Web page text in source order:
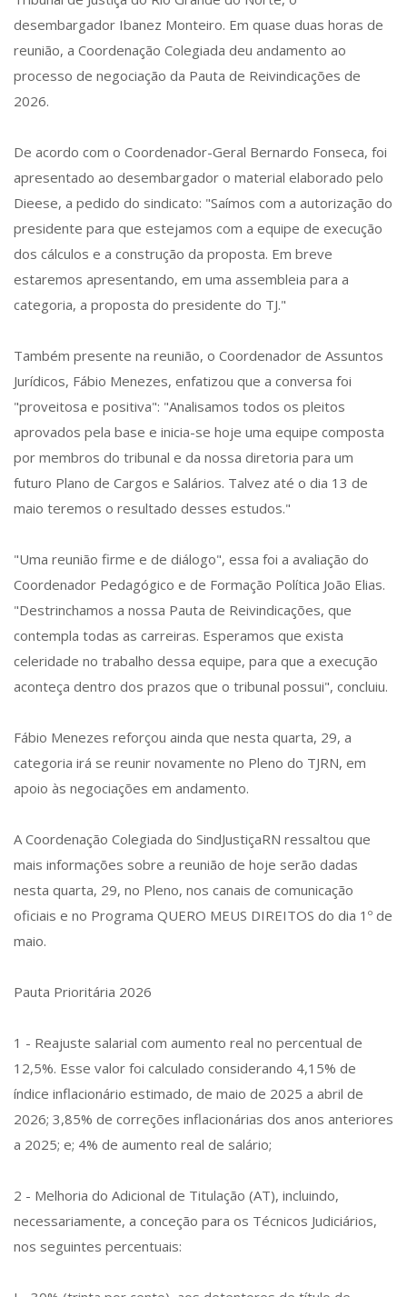
desembargador Ibanez Monteiro. Em quase duas horas de
reunião, a Coordenação Colegiada deu andamento ao
processo de negociação da Pauta de Reivindicações de
2026.
De acordo com o Coordenador-Geral Bernardo Fonseca, foi
apresentado ao desembargador o material elaborado pelo
Dieese, a pedido do sindicato: "Saímos com a autorização do
presidente para que estejamos com a equipe de execução
dos cálculos e a construção da proposta. Em breve
estaremos apresentando, em uma assembleia para a
categoria, a proposta do presidente do TJ."
Também presente na reunião, o Coordenador de Assuntos
Jurídicos, Fábio Menezes, enfatizou que a conversa foi
"proveitosa e positiva": "Analisamos todos os pleitos
aprovados pela base e inicia-se hoje uma equipe composta
por membros do tribunal e da nossa diretoria para um
futuro Plano de Cargos e Salários. Talvez até o dia 13 de
maio teremos o resultado desses estudos."
"Uma reunião firme e de diálogo", essa foi a avaliação do
Coordenador Pedagógico e de Formação Política João Elias.
"Destrinchamos a nossa Pauta de Reivindicações, que
contempla todas as carreiras. Esperamos que exista
celeridade no trabalho dessa equipe, para que a execução
aconteça dentro dos prazos que o tribunal possui", concluiu.
Fábio Menezes reforçou ainda que nesta quarta, 29, a
categoria irá se reunir novamente no Pleno do TJRN, em
apoio às negociações em andamento.
A Coordenação Colegiada do SindJustiçaRN ressaltou que
mais informações sobre a reunião de hoje serão dadas
nesta quarta, 29, no Pleno, nos canais de comunicação
oficiais e no Programa QUERO MEUS DIREITOS do dia 1º de
maio.
Pauta Prioritária 2026
1 - Reajuste salarial com aumento real no percentual de
12,5%. Esse valor foi calculado considerando 4,15% de
índice inflacionário estimado, de maio de 2025 a abril de
2026; 3,85% de correções inflacionárias dos anos anteriores
a 2025; e; 4% de aumento real de salário;
2 - Melhoria do Adicional de Titulação (AT), incluindo,
necessariamente, a conceção para os Técnicos Judiciários,
nos seguintes percentuais: